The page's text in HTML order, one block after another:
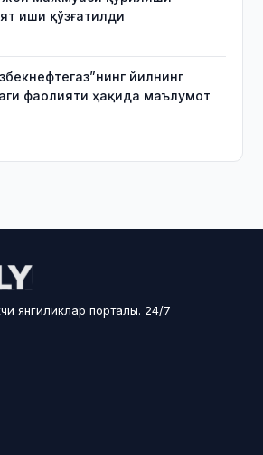
иши қўзғатилди
йилнинг
фаолияти ҳақида маълумот
янгиликлар порталы. 24/7